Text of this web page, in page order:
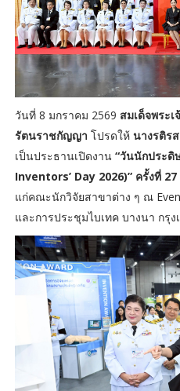
วันที่ 8 มกราคม 2569 สมเด็จพระ
รัตนราชกัญญา โปรดให้ นางรติร
เป็นประธานเปิดงาน “วันนักประดิ
Inventors’ Day 2026)” ครั้งที่ 27
แก่คณะนักวิจัยสาขาต่าง ๆ ณ
และการประชุมไบเทค บางนา กรุ